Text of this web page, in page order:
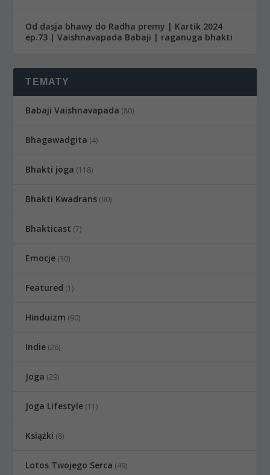
Od dasja bhawy do Radha premy | Kartik 2024
ep.73 | Vaishnavapada Babaji | raganuga bhakti
TEMATY
Babaji Vaishnavapada (80)
Bhagawadgita (4)
Bhakti joga (118)
Bhakti Kwadrans (90)
Bhakticast (7)
Emocje (30)
Featured (1)
Hinduizm (90)
Indie (26)
Joga (29)
Joga Lifestyle (11)
Książki (8)
Lotos Twojego Serca (49)